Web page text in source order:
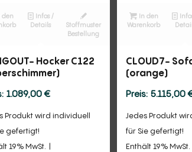
den
Infos /
Details
Stoffmuster
Bestellung
Hocker C122
1.089,00€
Produkt wird individuell
gefertigt!
19% MwSt.
In den
Warenkorb
CLOUD7-
(orange)
5.115,00
Jedes Produkt
für Sie gefertigt!
Enthält 19% MwSt.